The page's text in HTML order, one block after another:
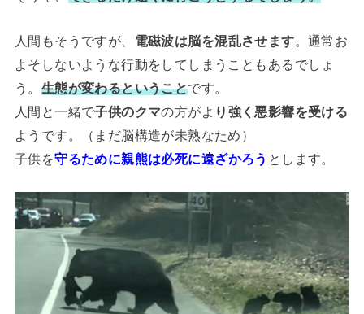
人間もそうですが、 電磁波は脳を混乱させます。通常お
よそしないような行動をしてしまうこともあるでしょ
う。 生態が変わるということです。
人間と一緒で子供のクマの方がよ り強く悪影響を受ける
ようです。（まだ脳構造が未熟なため）
子供を守るために親熊は必死に遠ざかろう とします。